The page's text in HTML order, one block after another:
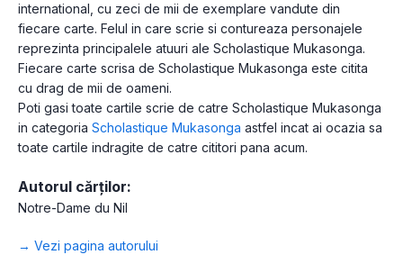
international, cu zeci de mii de exemplare vandute din
fiecare carte. Felul in care scrie si contureaza personajele
reprezinta principalele atuuri ale Scholastique Mukasonga.
Fiecare carte scrisa de Scholastique Mukasonga este citita
cu drag de mii de oameni.
Poti gasi toate cartile scrie de catre Scholastique Mukasonga
in categoria Scholastique Mukasonga astfel incat ai ocazia sa
toate cartile indragite de catre cititori pana acum.
Autorul cărților:
Notre-Dame du Nil
→ Vezi pagina autorului